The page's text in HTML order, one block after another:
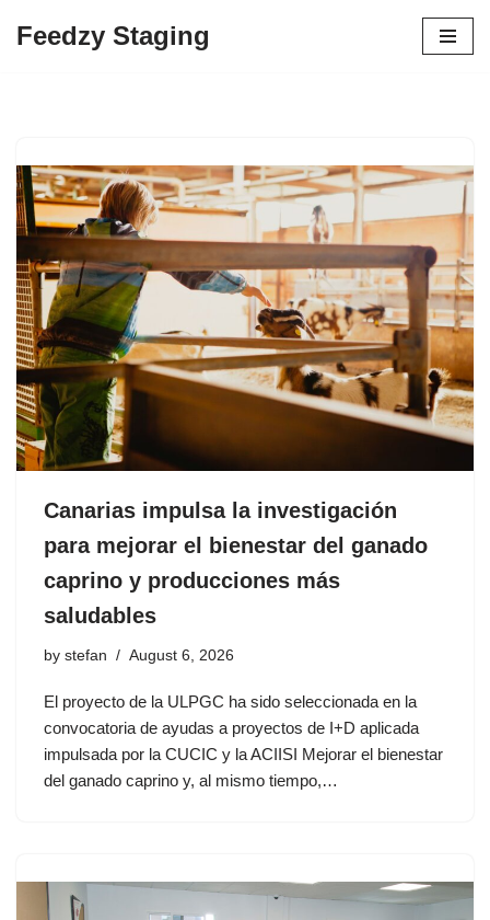
Feedzy Staging
Canarias impulsa la investigación
para mejorar el bienestar del ganado
caprino y producciones más
saludables
by stefan August 6, 2026
El proyecto de la ULPGC ha sido seleccionada en la
convocatoria de ayudas a proyectos de I+D aplicada
impulsada por la CUCIC y la ACIISI Mejorar el bienestar
del ganado caprino y, al mismo tiempo,…